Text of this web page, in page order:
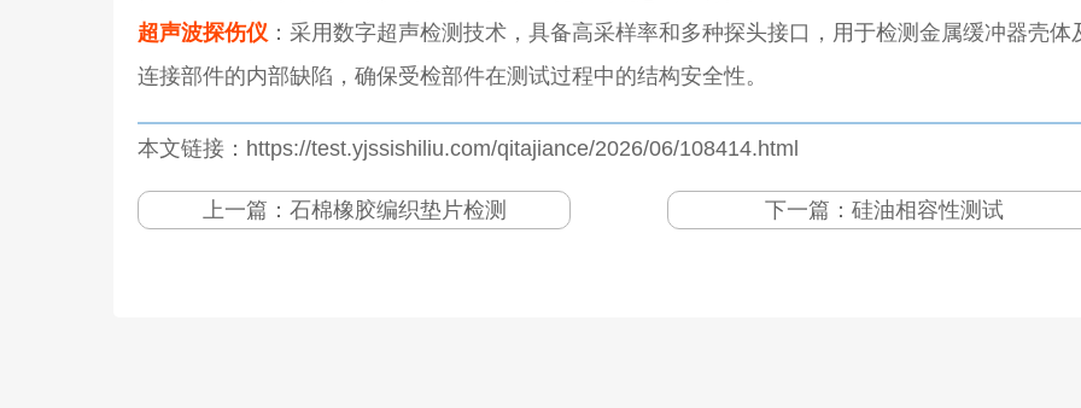
超声波探伤仪 ：采用数字超声检测技术，具备高采样率和多种探头接口，用于检测金属缓冲器壳体
连接部件的内部缺陷，确保受检部件在测试过程中的结构安全性。
本文链接：https://test.yjssishiliu.com/qitajiance/2026/06/108414.html
上一篇： 石棉橡胶编织垫片检测 下一篇： 硅油相容性测试